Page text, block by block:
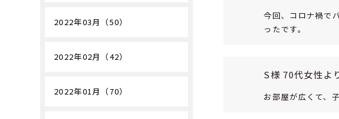
今回、コロナ禍で
ったです。
S様 70代女性よ
お部屋が広くて、
2022年03月（50）
2022年02月（42）
2022年01月（70）